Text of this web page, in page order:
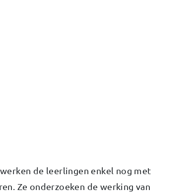
de leerlingen enkel nog met
Ze onderzoeken de werking van